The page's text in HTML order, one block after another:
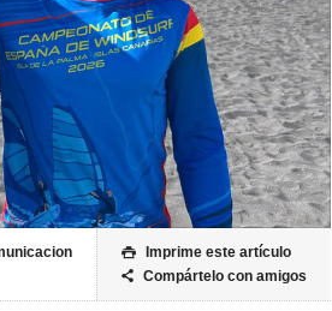
 Imprime este artículo
 Compártelo con amigos